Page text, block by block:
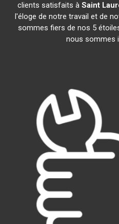
clients satisfaits àSaint
l'éloge de notre travail et de
sommes fiers de nos 5
nous sommes